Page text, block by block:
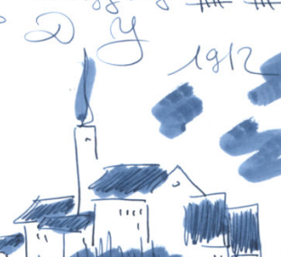
PAPERMATE
PARKER
PRIVATE RESERVE
PURE PENS
QUEEN